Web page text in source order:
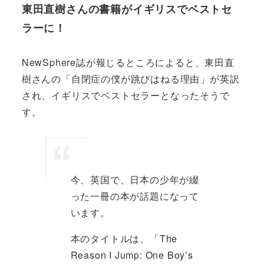
東田直樹さんの書籍がイギリスでベストセ
ラーに！
NewSphere誌が報じるところによると、東田直
樹さんの「自閉症の僕が跳びはねる理由」が英訳
され、イギリスでベストセラーとなったそうで
す。
今、英国で、日本の少年が綴
った一冊の本が話題になって
います。
本のタイトルは、「The
Reason I Jump: One Boy’s